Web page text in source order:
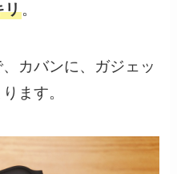
リ。
カバンに、ガジェッ
ます。